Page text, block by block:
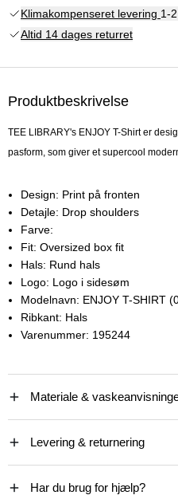
Klimakompenseret levering 1-
Altid 14 dages returret
Produktbeskrivelse
TEE LIBRARY's ENJOY T-Shirt er
pasform, som giver et supercool
Design: Print på fronten
Detajle: Drop shoulders
Farve:
Fit: Oversized box fit
Hals: Rund hals
Logo: Logo i sidesøm
Modelnavn: ENJOY T-SHIRT
Ribkant: Hals
Varenummer: 195244
Materiale &
Levering & returnering
Har du brug for hjælp?